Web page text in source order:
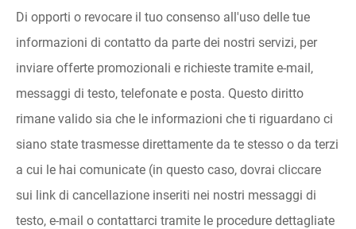
Di opporti o revocare il tuo consenso all'uso delle tue
informazioni di contatto da parte dei nostri servizi, per
inviare offerte promozionali e richieste tramite e-mail,
messaggi di testo, telefonate e posta. Questo diritto
rimane valido sia che le informazioni che ti riguardano ci
siano state trasmesse direttamente da te stesso o da terzi
a cui le hai comunicate (in questo caso, dovrai cliccare
sui link di cancellazione inseriti nei nostri messaggi di
testo, e-mail o contattarci tramite le procedure dettagliate